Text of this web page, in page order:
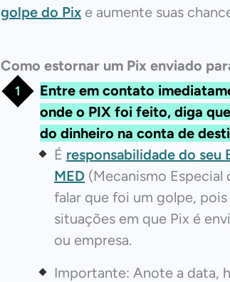
golpe do Pix e aumente suas
Como estornar um Pix enviado
Entre em contato
onde o PIX foi feito, diga
do dinheiro na conta de
É responsabilidade do seu
MED (Mecanismo Especial
falar que foi um golpe,
situações em que Pix é
ou empresa.
Importante: Anote a data,